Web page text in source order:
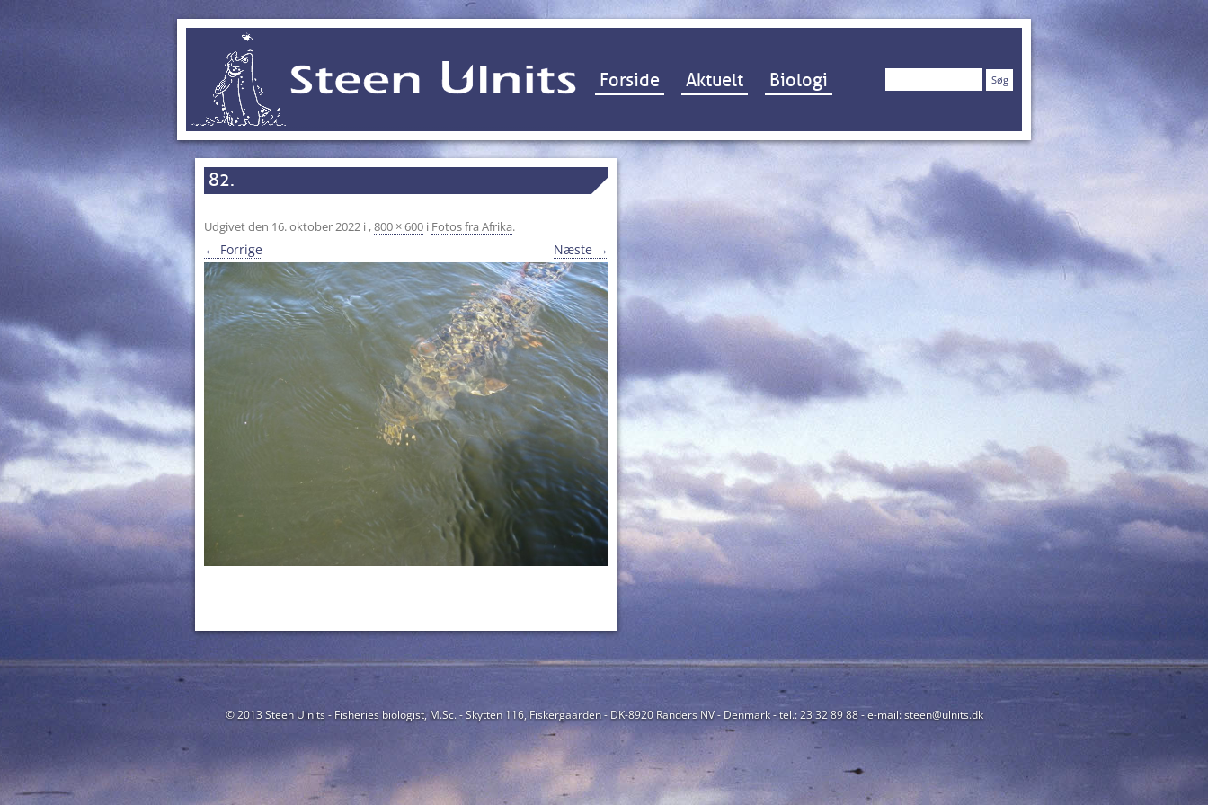
Hop til indhold
Forside Aktuelt Biologi Søg
82.
Udgivet den 16. oktober 2022 i ,800 × 600 i Fotos fra Afrika.
← Forrige Næste →
© 2013 Steen Ulnits - Fisheries biologist, M.Sc. - Skytten 116, Fiskergaarden - DK-8920 Randers NV - Denmark - tel.: 23 32 89 88 - e-mail: steen@ulnits.dk